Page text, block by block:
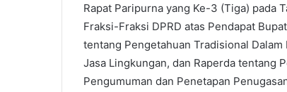
Rapat Paripurna yang Ke-3 (Tiga) pada
Fraksi-Fraksi DPRD atas Pendapat
tentang Pengetahuan Tradisional
Jasa Lingkungan, dan Raperda tentang
Pengumuman dan Penetapan